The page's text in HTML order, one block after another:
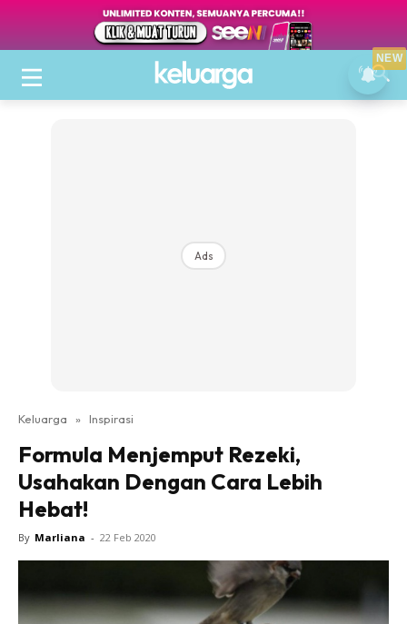
Ads
Keluarga » Inspirasi
Formula Menjemput Rezeki,
Usahakan Dengan Cara Lebih
Hebat!
By Marliana - 22 Feb 2020
NEW